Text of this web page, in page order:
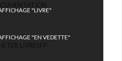
"LIVRE"
"EN VEDETTE"
LIVRESFP